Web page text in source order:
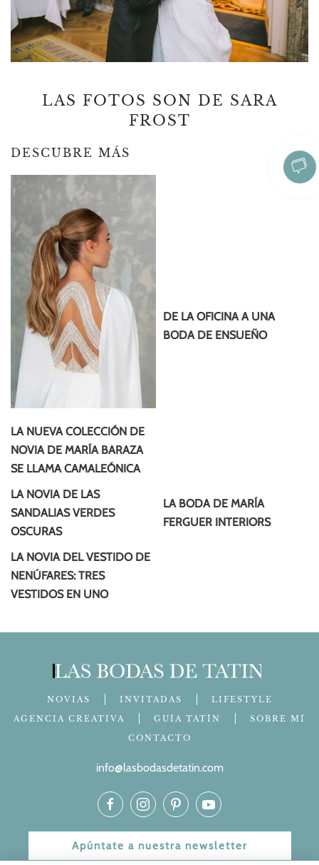
LAS FOTOS SON DE SARA
FROST
DESCUBRE MÁS
LA NUEVA COLECCIÓN DE
NOVIA DE MARÍA BARAZA
SE LLAMA CAMALEÓNICA
DE LA OFICINA A UNA
BODA DE ENSUEÑO
LA NOVIA DE LAS
SANDALIAS VERDES
OSCURAS
LA BODA DE MARÍA
FERGUER INTERIORS
LA NOVIA DEL VESTIDO DE
NENÚFARES: TRES
VESTIDOS EN UNO
NOVIAS INVITADAS
LIFESTYLE
AGENCIA CREATIVA
GUÍA TATÍN
SOBRE MÍ
CONTACTO
info@lasbodasdetatin.com
Apúntate a nuestra newsletter